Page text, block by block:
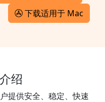
下载适用于 Mac
绍
提供安全、稳定、快速